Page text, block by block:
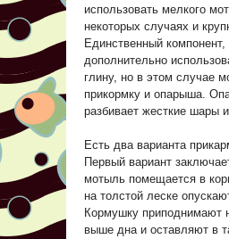
использовать мелкого
некоторых случаях и
Единственный
дополнительно
глину, но в этом случае
прикормку и опарыша.
разбивает жесткие шары
Есть два варианта
Первый вариант
мотыль помещается в
на толстой леске
Кормушку приподнимают
выше дна и оставляют в